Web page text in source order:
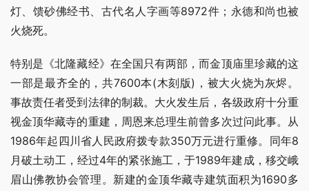
灯、馈砂佛经书、古代名人字画等8972件；永德和尚也被
火烧死。
特别是《北隆藏经》在全国只有两部，而金顶庙里珍藏的这
一部是最齐全的，共7600本(木刻版)，被大火烧为灰烬。
事故责任者受到法律的制裁。大火发生后，各级政府十分重
视金顶华藏寺的重建，周恩来总理生前曾多次过问此事。从
1986年起四川省人民政府拨专款350万元进行重修。同年8
月破土动工，经过4年的紧张施工，于1989年建成，移交峨
眉山佛教协会管理。新建的金顶华藏寺建筑面积为1690多